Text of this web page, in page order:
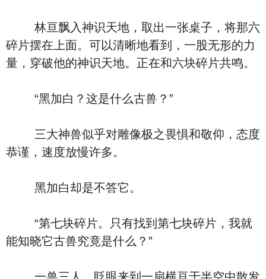
林亘飘入神识天地，取出一张桌子，将那六
碎片摆在上面。可以清晰地看到，一股无形的力
量，穿破他的神识天地。正在和六块碎片共鸣。
“黑加白？这是什么古兽？”
三大神兽似乎对雕像极之畏惧和敬仰，态度
恭谨，速度放慢许多。
黑加白却是不答它。
“第七块碎片。只有找到第七块碎片，我就
能知晓它古兽究竟是什么？”